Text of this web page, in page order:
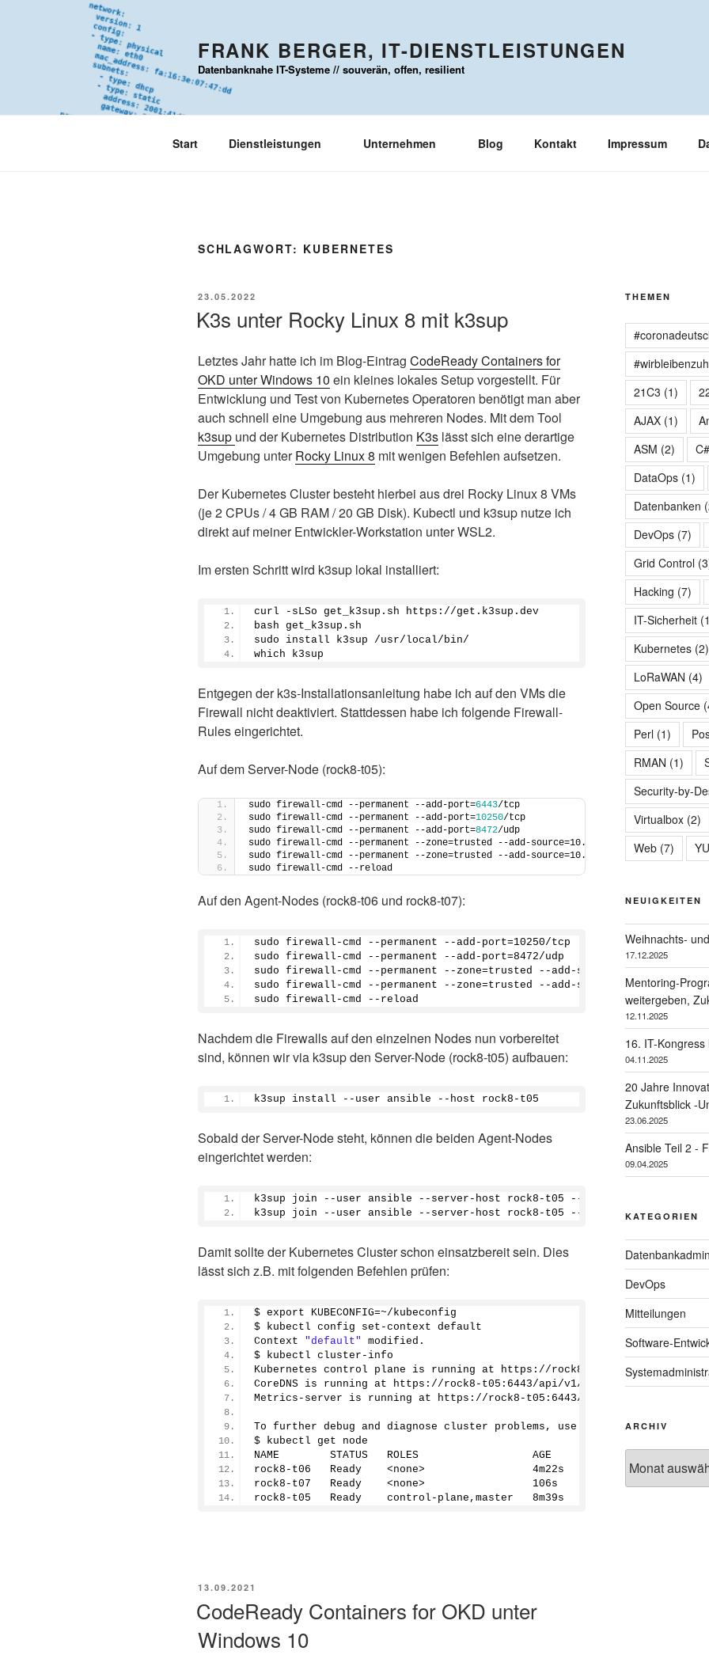
FRANK BERGER, IT-DIENSTLEISTUNGEN
Datenbanknahe IT-Systeme // souverän, offen, resilient
Start Dienstleistungen Unternehmen Blog Kontakt Impressum
SCHLAGWORT: KUBERNETES
VERÖFFENTLICHT
23.05.2022
K3s unter Rocky Linux 8 mit k3sup
Letztes Jahr hatte ich im Blog-Eintrag CodeReady Containers for
OKD unter Windows 10 ein kleines lokales Setup vorgestellt. Für
Entwicklung und Test von Kubernetes Operatoren benötigt man aber
auch schnell eine Umgebung aus mehreren Nodes. Mit dem Tool
k3sup und der Kubernetes Distribution K3slässt sich eine derartige
Umgebung unterRocky Linux 8 mit wenigen Befehlen aufsetzen.
Der Kubernetes Cluster besteht hierbei aus drei Rocky Linux 8 VMs
(je 2 CPUs / 4 GB RAM / 20 GB Disk). Kubectl und k3sup nutze ich
direkt auf meiner Entwickler-Workstation unter WSL2.
Im ersten Schritt wird k3sup lokal installiert:
curl -sLSo get_k3sup.sh https://get.k3sup.dev
bash get_k3sup.sh
sudo install k3sup /usr/local/bin/
which k3sup
Entgegen der k3s-Installationsanleitung habe ich auf den VMs die
Firewall nicht deaktiviert. Stattdessen habe ich folgende Firewall-
Rules eingerichtet.
Auf dem Server-Node (rock8-t05):
sudo firewall-cmd --permanent --add-port=6443/tcp
sudo firewall-cmd --permanent --add-port=10250/tcp
sudo firewall-cmd --permanent --add-port=8472/udp
sudo firewall-cmd --permanent --zone=trusted --add-source=10.42.0.
16
# pods
sudo firewall-cmd --permanent --zone=trusted --add-source=10.43.0.
16 # services
sudo firewall-cmd --reload
Auf den Agent-Nodes (rock8-t06 und rock8-t07):
sudo firewall-cmd --permanent --add-port=10250/tcp
sudo firewall-cmd --permanent --add-port=8472/udp
sudo firewall-cmd --permanent --zone=trusted --add-source=10.42.0.0/16
sudo firewall-cmd --permanent --zone=trusted --add-source=10.43.0.0/16
sudo firewall-cmd --reload
Nachdem die Firewalls auf den einzelnen Nodes nun vorbereitet
sind, können wir via k3sup den Server-Node (rock8-t05) aufbauen:
k3sup install --user ansible --host rock8-t05
Sobald der Server-Node steht, können die beiden Agent-Nodes
eingerichtet werden:
k3sup join --user ansible --server-host rock8-t05 --host rock8-t06
k3sup join --user ansible --server-host rock8-t05 --host rock8-t07
Damit sollte der Kubernetes Cluster schon einsatzbereit sein. Dies
lässt sich z.B. mit folgenden Befehlen prüfen:
$ export KUBECONFIG=~/kubeconfig
$ kubectl config set-context default
Context "default"
modified.
$ kubectl cluster-info
Kubernetes control plane is running at https://rock8-t05:
6443
CoreDNS is running at https://rock8-t05: 6443/api/v1/namespaces/kube-
Metrics-server is running at https://rock8-t05: 6443/api/v1/namespaces/
To further debug and diagnose cluster problems, use 'kubectl cluster-
$ kubectl get node
NAME        STATUS   ROLES                  AGE     VERSION
rock8-t06   Ready    <none>                 4m22s   v1.23.
+k3s1
rock8-t07   Ready    <none>                 106s    v1.23.
6
rock8-t05   Ready    control-plane,master   8m39s   v1.23.
VERÖFFENTLICHT
13.09.2021
CodeReady Containers for OKD unter
Windows 10
THEMEN
21C3 (1)
AJAX (1)
ASM (2) C#
DataOps (1)
Datenbanken
DevOps (7)
Grid Control
Hacking (7)
IT-Sicherheit
Kubernetes (2)
LoRaWAN (4)
Open Source
Perl (1)
RMAN (1)
Security-by-
Virtualbox (2)
Web (7)
NEUIGKEITEN
Weihnachts-
17.12.2025
Mentoring-
weitergeben,
12.11.2025
16. IT-
04.11.2025
20 Jahre
Zukunftsblick -
23.06.2025
Ansible Teil 2 -
09.04.2025
KATEGORIEN
DevOps
Mitteilungen
Software-
ARCHIV